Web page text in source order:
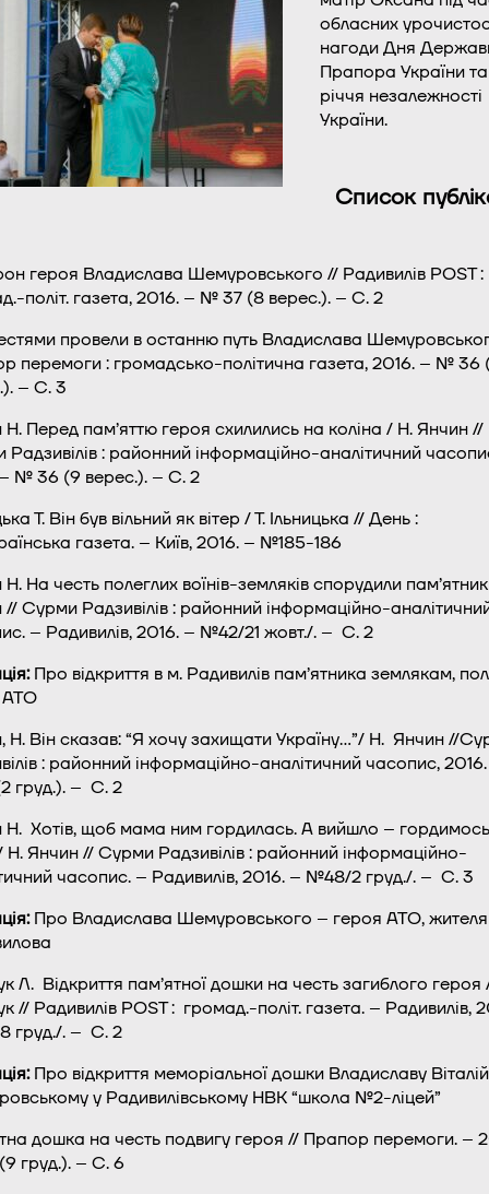
обласних
нагоди Дня
Прапора України
річчя незалежності
України.
Список
героя Владислава Шемуровського // Радивилів POST :
політ. газета, 2016. – № 37 (8 верес.). – С. 2
провели в останню путь Владислава
перемоги : громадсько-політична газета, 2016. – № 36
– С. 3
Перед пам’яттю героя схилились на коліна / Н. Янчин //
: районний інформаційно-аналітичний
№ 36 (9 верес.). – С. 2
Т. Він був вільний як вітер / Т. Ільницька // День :
газета. – Київ, 2016. – №185-186
На честь полеглих воїнів-земляків спорудили
Сурми Радзивілів : районний інформаційно-
– Радивилів, 2016. – №42/21 жовт./. – С. 2
Про відкриття в м. Радивилів пам’ятника землякам,
АТО
Н. Він сказав: “Я хочу захищати Україну…”/ Н. Янчин //
: районний інформаційно-аналітичний часопис,
груд.). – С. 2
Н. Хотів, щоб мама ним гордилась. А вийшло –
Н. Янчин // Сурми Радзивілів : районний інформаційно-
часопис. – Радивилів, 2016. – №48/2 груд./. – С. 3
Про Владислава Шемуровського – героя АТО,
Л. Відкриття пам’ятної дошки на честь загиблого
// Радивилів POST : громад.-політ. газета. – Радивилів,
груд./. – С. 2
Про відкриття меморіальної дошки Владиславу
у Радивилівському НВК “школа №2-ліцей”
дошка на честь подвигу героя // Прапор перемоги. –
груд.). – С. 6